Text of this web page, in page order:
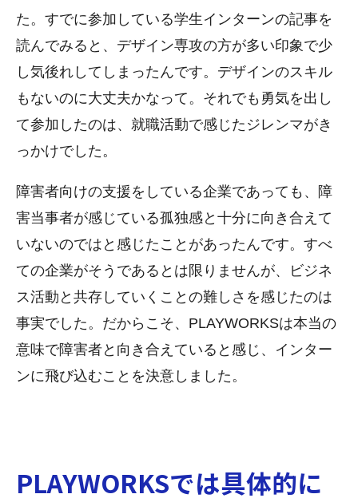
た。すでに参加している学生インターンの記事を
読んでみると、デザイン専攻の方が多い印象で少
し気後れしてしまったんです。デザインのスキル
もないのに大丈夫かなって。それでも勇気を出し
て参加したのは、就職活動で感じたジレンマがき
っかけでした。
障害者向けの支援をしている企業であっても、障
害当事者が感じている孤独感と十分に向き合えて
いないのではと感じたことがあったんです。すべ
ての企業がそうであるとは限りませんが、ビジネ
ス活動と共存していくことの難しさを感じたのは
事実でした。だからこそ、PLAYWORKSは本当の
意味で障害者と向き合えていると感じ、インター
ンに飛び込むことを決意しました。
PLAYWORKSでは具体的に